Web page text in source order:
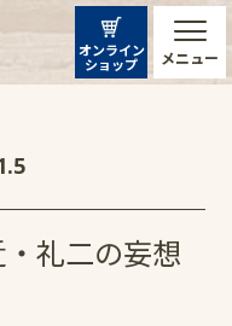
メニュー
オンライン
ショップ
・礼二の妄想